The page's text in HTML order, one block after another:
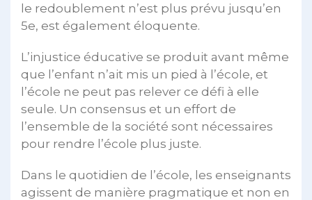
le redoublement n’est plus prévu jusqu’en
5e, est également éloquente.
L’injustice éducative se produit avant même
que l’enfant n’ait mis un pied à l’école, et
l’école ne peut pas relever ce défi à elle
seule. Un consensus et un effort de
l’ensemble de la société sont nécessaires
pour rendre l’école plus juste.
Dans le quotidien de l’école, les enseignants
agissent de manière pragmatique et non en